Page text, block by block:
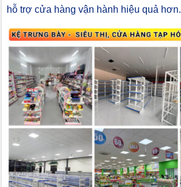
hỗ trợ cửa hàng vận hành hiệu quả hơn.